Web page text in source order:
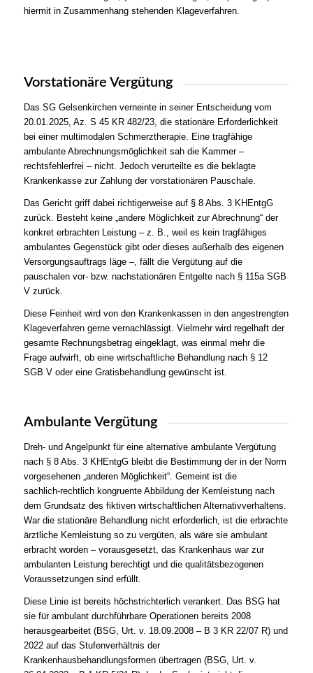
hiermit in Zusammenhang stehenden Klageverfahren.
Vorstationäre Vergütung
Das SG Gelsenkirchen verneinte in seiner Entscheidung vom
20.01.2025, Az. S 45 KR 482/23, die stationäre Erforderlichkeit
bei einer multimodalen Schmerztherapie. Eine tragfähige
ambulante Abrechnungsmöglichkeit sah die Kammer –
rechtsfehlerfrei – nicht. Jedoch verurteilte es die beklagte
Krankenkasse zur Zahlung der vorstationären Pauschale.
Das Gericht griff dabei richtigerweise auf § 8 Abs. 3 KHEntgG
zurück. Besteht keine „andere Möglichkeit zur Abrechnung“ der
konkret erbrachten Leistung – z. B., weil es kein tragfähiges
ambulantes Gegenstück gibt oder dieses außerhalb des eigenen
Versorgungsauftrags läge –, fällt die Vergütung auf die
pauschalen vor- bzw. nachstationären Entgelte nach § 115a SGB
V zurück.
Diese Feinheit wird von den Krankenkassen in den angestrengten
Klageverfahren gerne vernachlässigt. Vielmehr wird regelhaft der
gesamte Rechnungsbetrag eingeklagt, was einmal mehr die
Frage aufwirft, ob eine wirtschaftliche Behandlung nach § 12
SGB V oder eine Gratisbehandlung gewünscht ist.
Ambulante Vergütung
Dreh- und Angelpunkt für eine alternative ambulante Vergütung
nach § 8 Abs. 3 KHEntgG bleibt die Bestimmung der in der Norm
vorgesehenen „anderen Möglichkeit“. Gemeint ist die
sachlich‑rechtlich kongruente Abbildung der Kernleistung nach
dem Grundsatz des fiktiven wirtschaftlichen Alternativverhaltens.
War die stationäre Behandlung nicht erforderlich, ist die erbrachte
ärztliche Kernleistung so zu vergüten, als wäre sie ambulant
erbracht worden – vorausgesetzt, das Krankenhaus war zur
ambulanten Leistung berechtigt und die qualitätsbezogenen
Voraussetzungen sind erfüllt.
Diese Linie ist bereits höchstrichterlich verankert. Das BSG hat
sie für ambulant durchführbare Operationen bereits 2008
herausgearbeitet (BSG, Urt. v. 18.09.2008 – B 3 KR 22/07 R) und
2022 auf das Stufenverhältnis der
Krankenhausbehandlungsformen übertragen (BSG, Urt. v.